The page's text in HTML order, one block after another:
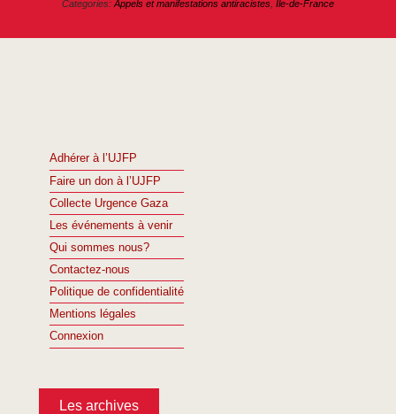
Categories: Appels et manifestations antiracistes Île-de-France
Adhérer à l’UJFP
Faire un don à l’UJFP
Collecte Urgence Gaza
Les événements à venir
Qui sommes nous?
Contactez-nous
Politique de confidentialité
Mentions légales
Connexion
Les archives